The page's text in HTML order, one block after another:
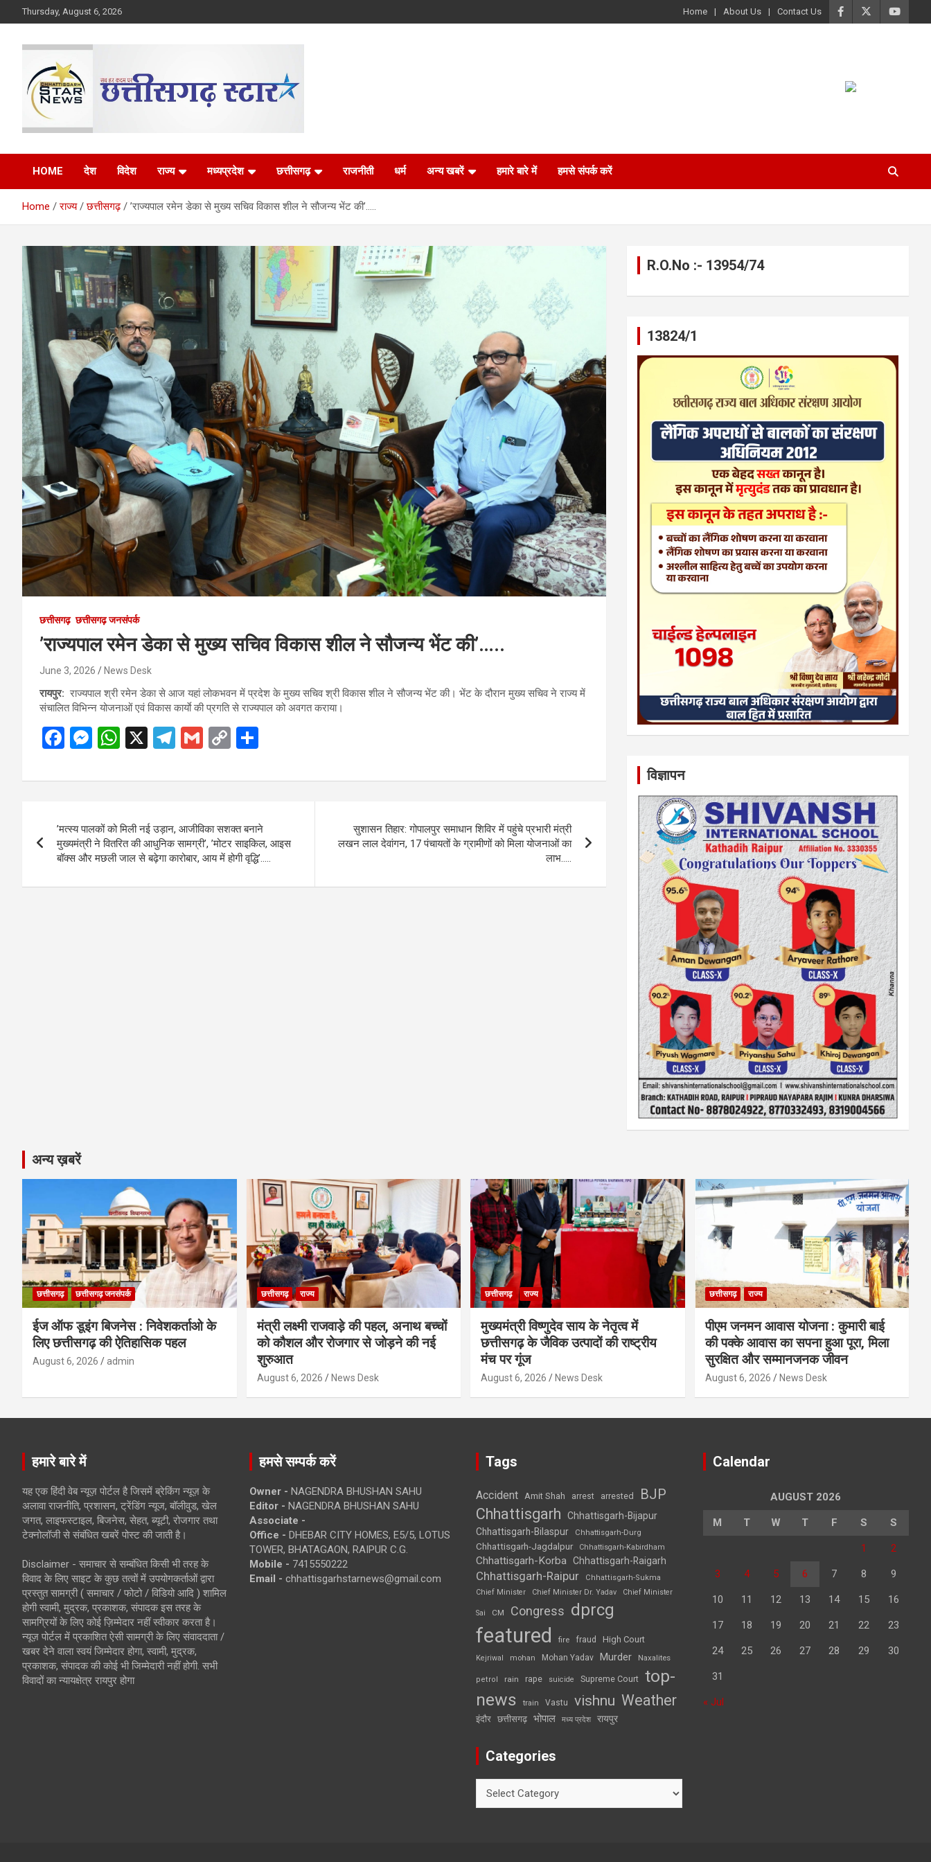
to
Thursday, August 6, 2026 Home About Us Contact Us
Chhattisgarh Star
HOME देश विदेश राज्य मध्यप्रदेश छत्तीसगढ़ राजनीती धर्म अन्य खबरें हमारे बारे में हमसे संपर्क करें
Home राज्य छत्तीसगढ़ ’राज्यपाल रमेन डेका से मुख्य सचिव विकास शील ने सौजन्य भेंट की’…..
छत्तीसगढ़ छत्तीसगढ़ जनसंपर्क
’राज्यपाल रमेन डेका से मुख्य सचिव विकास शील ने सौजन्य भेंट की’…..
June 3, 2026 News Desk
रायपुर:राज्यपाल श्री रमेन डेका से आज यहां लोकभवन में प्रदेश के मुख्य सचिव श्री विकास शील ने सौजन्य भेंट की। भेंट के दौरान मुख्य सचिव ने राज्य में
संचालित विभिन्न योजनाओं एवं विकास कार्याे की प्रगति से राज्यपाल को अवगत कराया।
F
ce
o
o
k
M
se
g
er
W
at
A
p
p
X
T
e
a
m
G
ail
C
py
n
k
ar
navigation
’मत्स्य पालकों को मिली नई उड़ान, आजीविका सशक्त बनाने
मुख्यमंत्री ने वितरित की आधुनिक सामग्री’, ’मोटर साइकिल, आइस
बॉक्स और मछली जाल से बढ़ेगा कारोबार, आय में होगी वृद्धि’…..
सुशासन तिहार: गोपालपुर समाधान शिविर में पहुंचे प्रभारी मंत्री
लखन लाल देवांगन, 17 पंचायतों के ग्रामीणों को मिला योजनाओं का
लाभ…..
R.O.No :- 13954/74
13824/1
विज्ञापन
अन्य ख़बरें
छत्तीसगढ़ छत्तीसगढ़ जनसंपर्क
ईज ऑफ डूइंग बिजनेस : निवेशकर्ताओ के
लिए छत्तीसगढ़ की ऐतिहासिक पहल
August 6, 2026 admin
छत्तीसगढ़ राज्य
मंत्री लक्ष्मी राजवाड़े की पहल, अनाथ बच्चों
को कौशल और रोजगार से जोड़ने की नई
शुरुआत
August 6, 2026 News Desk
छत्तीसगढ़ राज्य
मुख्यमंत्री विष्णुदेव साय के नेतृत्व में
छत्तीसगढ़ के जैविक उत्पादों की राष्ट्रीय
मंच पर गूंज
August 6, 2026 News Desk
छत्तीसगढ़ राज्य
पीएम जनमन आवास योजना : कुमारी बाई
की पक्के आवास का सपना हुआ पूरा, मिला
सुरक्षित और सम्मानजनक जीवन
August 6, 2026 News Desk
हमारे बारे में
यह एक हिंदी वेब न्यूज़ पोर्टल है जिसमें ब्रेकिंग न्यूज़ के
अलावा राजनीति, प्रशासन, ट्रेंडिंग न्यूज, बॉलीवुड, खेल
जगत, लाइफस्टाइल, बिजनेस, सेहत, ब्यूटी, रोजगार तथा
टेक्नोलॉजी से संबंधित खबरें पोस्ट की जाती है।
Disclaimer - समाचार से सम्बंधित किसी भी तरह के
विवाद के लिए साइट के कुछ तत्वों में उपयोगकर्ताओं द्वारा
प्रस्तुत सामग्री ( समाचार / फोटो / विडियो आदि ) शामिल
होगी स्वामी, मुद्रक, प्रकाशक, संपादक इस तरह के
सामग्रियों के लिए कोई ज़िम्मेदार नहीं स्वीकार करता है।
न्यूज़ पोर्टल में प्रकाशित ऐसी सामग्री के लिए संवाददाता /
खबर देने वाला स्वयं जिम्मेदार होगा, स्वामी, मुद्रक,
प्रकाशक, संपादक की कोई भी जिम्मेदारी नहीं होगी. सभी
विवादों का न्यायक्षेत्र रायपुर होगा
हमसे सम्पर्क करें
Owner - NAGENDRA BHUSHAN SAHU
Editor - NAGENDRA BHUSHAN SAHU
Associate -
Office - DHEBAR CITY HOMES, E5/5, LOTUS
TOWER, BHATAGAON, RAIPUR C.G.
Mobile - 7415550222
Email - chhattisgarhstarnews@gmail.com
Tags
Accident Amit Shah arrest arrested BJP
Chhattisgarh
Chhattisgarh-Bijapur
Chhattisgarh-Bilaspur
Chhattisgarh-Durg
Chhattisgarh-Jagdalpur Chhattisgarh-Kabirdham
Chhattisgarh-Korba Chhattisgarh-Raigarh
Chhattisgarh-Raipur
Chhattisgarh-Sukma
Chief Minister
Chief Minister Dr. Yadav Chief Minister
Sai CM Congress dprcg
featured fire fraud High Court
Kejriwal mohan Mohan Yadav Murder Naxalites
petrol rain rape suicide Supreme Court top-
news
train Vastu vishnu Weather
इंदौर छत्तीसगढ़ भोपाल मध्य प्रदेश रायपुर
Categories
Calendar
AUGUST 2026
M T W T F S S
1 2
3 4 5 6 7 8 9
10 11 12 13 14 15 16
17 18 19 20 21 22 23
24 25 26 27 28 29 30
31
« Jul